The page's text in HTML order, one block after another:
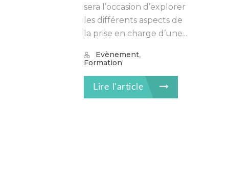
sera l’occasion d’explorer
les différents aspects de
la prise en charge d’une...
Evènement,
Formation
Lire l'article